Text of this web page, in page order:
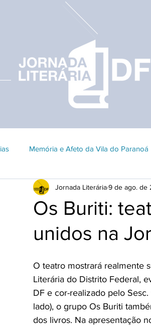
Memória e Afeto da Vila do Paranoá
Edição 2023 Edição 2018 Galeria
Inventário Festa do Morango Cozinha
Os Buriti:
unidos na
Jornada Literária9 de ago. de
O teatro mostrará realmente
Literária do Distrito Federal,
DF e cor-realizado pelo
lado), o grupo Os Buriti
dos livros. Na apresentação